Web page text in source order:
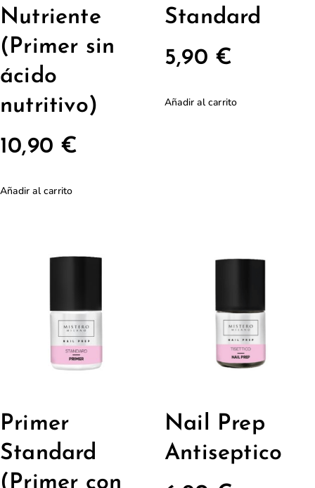
Nutriente
(Primer sin
ácido
nutritivo)
10,90 €
Añadir al carrito
Standard
5,90 €
Añadir al carrito
Primer
Standard
(Primer con
Nail Prep
Antiseptico